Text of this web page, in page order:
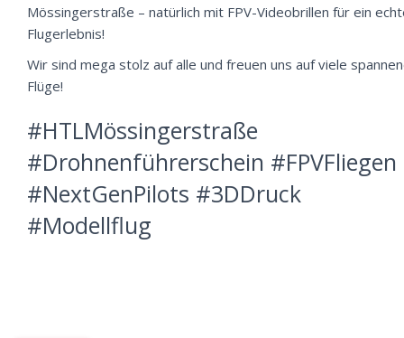
Mössingerstraße – natürlich mit FPV-Videobrillen für ein
Flugerlebnis!
Wir sind mega stolz auf alle und freuen uns auf viele
Flüge!
#HTLMössingerstraße
#Drohnenführerschein #FPVFliegen
#NextGenPilots #3DDruck
#Modellflug